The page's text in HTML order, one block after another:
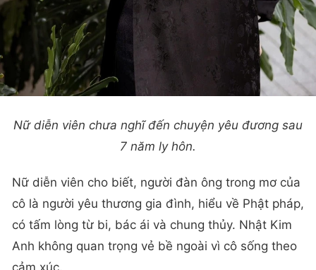
Nữ diễn viên chưa nghĩ đến chuyện yêu đương sau
7 năm ly hôn.
Nữ diễn viên cho biết, người đàn ông trong mơ của
cô là người yêu thương gia đình, hiểu về Phật pháp,
có tấm lòng từ bi, bác ái và chung thủy. Nhật Kim
Anh không quan trọng vẻ bề ngoài vì cô sống theo